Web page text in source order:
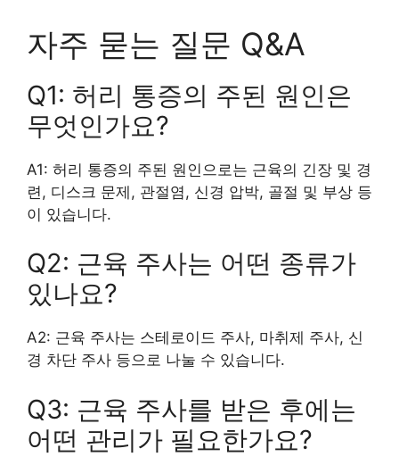
자주 묻는 질문 Q&A
Q1: 허리 통증의 주된 원인은
무엇인가요?
A1: 허리 통증의 주된 원인으로는 근육의 긴장 및 경
련, 디스크 문제, 관절염, 신경 압박, 골절 및 부상 등
이 있습니다.
Q2: 근육 주사는 어떤 종류가
있나요?
A2: 근육 주사는 스테로이드 주사, 마취제 주사, 신
경 차단 주사 등으로 나눌 수 있습니다.
Q3: 근육 주사를 받은 후에는
어떤 관리가 필요한가요?